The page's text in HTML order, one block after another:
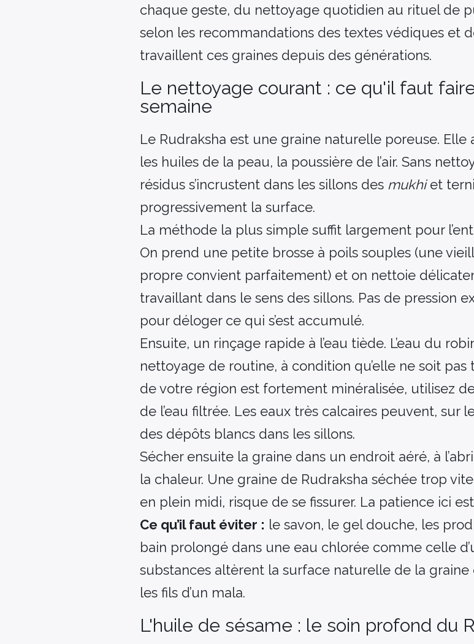
chaque geste, du nettoyage quotidien au rituel de
selon les recommandations des textes védiques et
travaillent ces graines depuis des générations.
Le nettoyage courant : ce qu'il faut
semaine
Le Rudraksha est une graine naturelle poreuse. Elle
les huiles de la peau, la poussière de l’air. Sans
résidus s’incrustent dans les sillons des mukhiet
progressivement la surface.
La méthode la plus simple suffit largement pour
On prend une petite brosse à poils souples (une
propre convient parfaitement) et on nettoie
travaillant dans le sens des sillons. Pas de pression
pour déloger ce qui s’est accumulé.
Ensuite, un rinçage rapide à l’eau tiède. L’eau du
nettoyage de routine, à condition qu’elle ne soit pas
de votre région est fortement minéralisée, utilisez
de l’eau filtrée. Les eaux très calcaires peuvent, sur
des dépôts blancs dans les sillons.
Sécher ensuite la graine dans un endroit aéré, à
la chaleur. Une graine de Rudraksha séchée trop
en plein midi, risque de se fissurer. La patience ici
Ce qu’il faut éviter : le savon, le gel douche, les
bain prolongé dans une eau chlorée comme celle
substances altèrent la surface naturelle de la
les fils d’un mala.
L'huile de sésame : le soin profond du